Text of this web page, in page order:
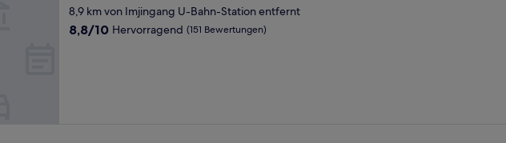
Sterne-
Unterkunft
8,9 km von Imjingang U-Bahn-Station entfernt
8.8
8,8/10 Hervorragend (151 Bewertungen)